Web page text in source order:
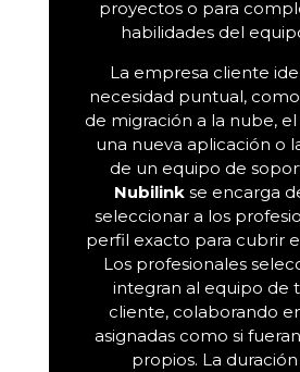
proyectos o para
habilidades del
La empresa cliente
necesidad puntual,
de migración a la nube,
una nueva aplicación o
de un equipo de
Nubilinkse encarga
seleccionar a los
perfil exacto para cubrir
Los profesionales
integran al equipo de
cliente, colaborando
asignadas como si
propios. La